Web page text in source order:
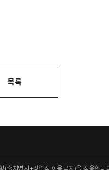
목록
(출처명시+상업적 이용금지)을 적용합니